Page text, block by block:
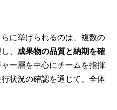
に挙げられるのは、複数の
、 成果物の品質と納期を確
ー層を中心にチームを指揮
状況の確認を通じて、全体